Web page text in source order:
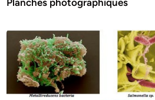
Planches photographiques